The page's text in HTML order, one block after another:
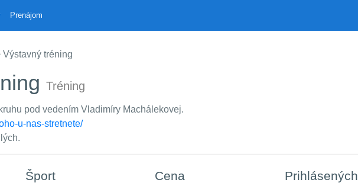
Prenájom
Výstavný tréning
Tréning
pod vedením Vladimíry Machálekovej.
u-nas-stretnete/
Šport Cena Prihlásených